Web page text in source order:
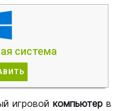
система
игровой компьютер в